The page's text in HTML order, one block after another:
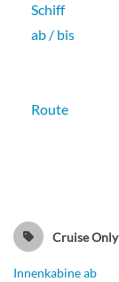
Deck 09
Familiensuite
Deck 09
Schiff
ab / bis
Route
Cruise Only
Innenkabine ab